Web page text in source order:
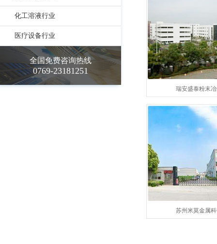
化工溶液行业
医疗设备行业
全国免费咨询热线
0769-23181251
瑞安盛泰粉末
苏州米莫金属